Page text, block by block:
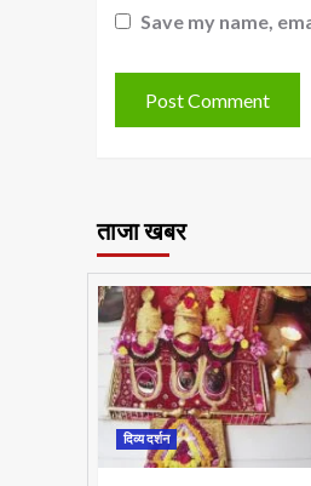
Save my name,
ताजा खबर
दिव्य दर्शन